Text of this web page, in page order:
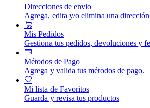
Direcciones de envio
Agrega, edita y/o elimina una dirección
Mis Pedidos
Gestiona tus pedidos, devoluciones y
Métodos de Pago
Agrega y valida tus métodos de pago.
Mi lista de Favoritos
Guarda y revisa tus productos